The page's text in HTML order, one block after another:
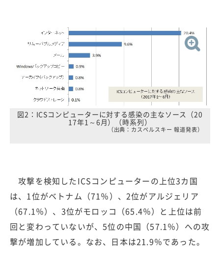
図2：ICSコンピューターに対する感染の主なソース（20
17年1～6月）（時系列）
（出典：カスペルスキー 報道発表）
攻撃を検知したICSコンピューターの上位3カ国
は、1位がベトナム（71％）、2位がアルジェリア
（67.1％）、3位がモロッコ（65.4％）と上位は前
回と変わっていないが、5位の中国（57.1％）への攻
撃が増加している。なお、日本は21.9％であった。